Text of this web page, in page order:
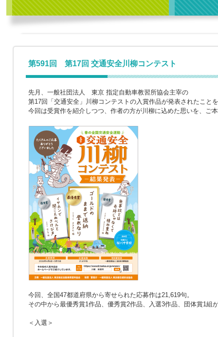
第591回 第17回 交通安全川柳コンテスト
先月、一般社団法人 東京 指定自動車教習所協会主宰の
第17回「交通安全」川柳コンテストの入賞作品が発表されたこと
今回は受賞作を紹介しつつ、作者の方が川柳に込めた思いを、ご
今回、全国47都道府県から寄せられた応募作は21,619句。
その中から最優秀賞1作品、優秀賞2作品、入選3作品、団体賞1組
＜入選＞